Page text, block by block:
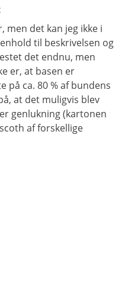
men det kan jeg ikke i
til beskrivelsen og
det endnu, men
er, at basen er
på ca. 80 % af bundens
at det muligvis blev
genlukning (kartonen
af forskellige